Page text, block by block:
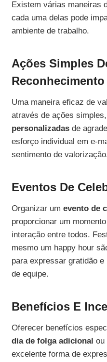
Existem várias maneiras
cada uma delas pode
ambiente de trabalho.
Ações Simples
Reconhecimento
Uma maneira eficaz de
através de ações
personalizadas de
esforço individual em e-
sentimento de
Eventos De
Organizar um evento de
proporcionar um
interação entre todos.
mesmo um happy hour
para expressar gratidão
de equipe.
Benefícios E
Oferecer benefícios
dia de folga adicional ou
excelente forma de